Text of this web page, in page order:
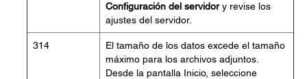
Configuración del servidory revise los
ajustes del servidor.
314
El tamaño de los datos excede el tamaño
máximo para los archivos adjuntos.
Desde la pantalla Inicio, seleccione